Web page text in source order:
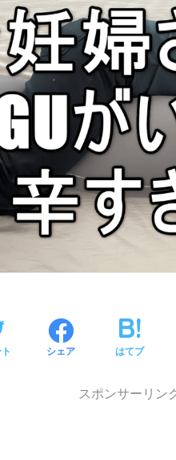
シェア はてブ
スポンサーリン